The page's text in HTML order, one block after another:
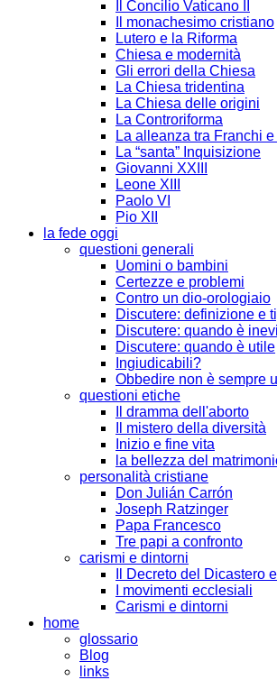
Il Concilio Vaticano II
Il monachesimo cristiano
Lutero e la Riforma
Chiesa e modernità
Gli errori della Chiesa
La Chiesa tridentina
La Chiesa delle origini
La Controriforma
La alleanza tra Franchi
La “santa” Inquisizione
Giovanni XXIII
Leone XIII
Paolo VI
Pio XII
la fede oggi
questioni generali
Uomini o bambini
Certezze e problemi
Contro un dio-orologiaio
Discutere: definizione e
Discutere: quando è
Discutere: quando è utile
Ingiudicabili?
Obbedire non è sempre
questioni etiche
Il dramma dell'aborto
Il mistero della diversità
Inizio e fine vita
la bellezza del
personalità cristiane
Don Julián Carrón
Joseph Ratzinger
Papa Francesco
Tre papi a confronto
carismi e dintorni
Il Decreto del Dicastero
I movimenti ecclesiali
Carismi e dintorni
home
glossario
Blog
links